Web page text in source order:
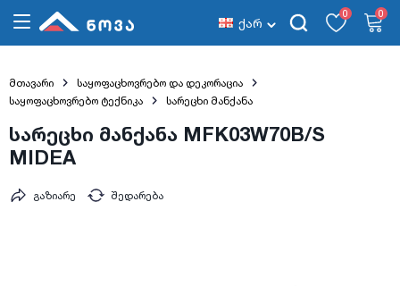
ქარ
0 0
მთავარი
საყოფაცხოვრებო და დეკორაცია
საყოფაცხოვრებო ტექნიკა
სარეცხი მანქანა
სარეცხი მანქანა MFK03W70B/S
MIDEA
შედარება
გაზიარე